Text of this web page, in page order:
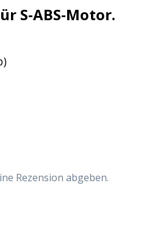
S-ABS-Motor.
Rezension abgeben.